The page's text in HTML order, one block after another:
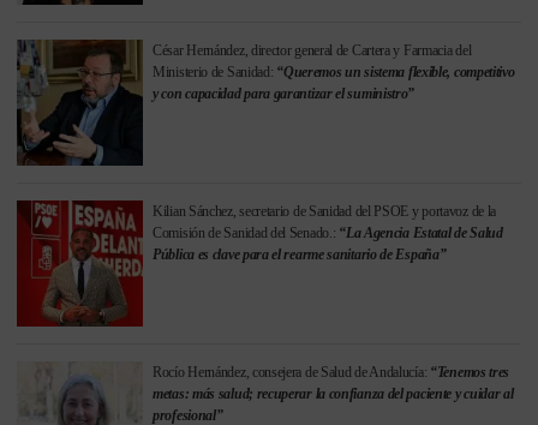
César Hernández, director general de Cartera y Farmacia del
Ministerio de Sanidad: “Queremos un sistema flexible, competitivo
y con capacidad para garantizar el suministro”
Kilian Sánchez, secretario de Sanidad del PSOE y portavoz de la
Comisión de Sanidad del Senado.: “La Agencia Estatal de Salud
Pública es clave para el rearme sanitario de España”
Rocío Hernández, consejera de Salud de Andalucía: “Tenemos tres
metas: más salud; recuperar la confianza del paciente y cuidar al
profesional”